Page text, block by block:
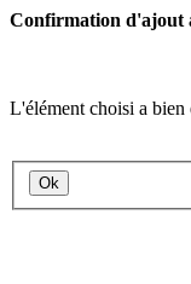
Confirmation d'ajout
L'élément choisi a bien